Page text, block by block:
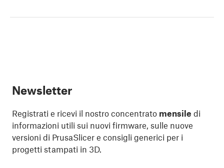
Newsletter
Registrati e ricevi il nostro concentrato mensile di
informazioni utili sui nuovi firmware, sulle nuove
versioni di PrusaSlicer e consigli generici per i
progetti stampati in 3D.